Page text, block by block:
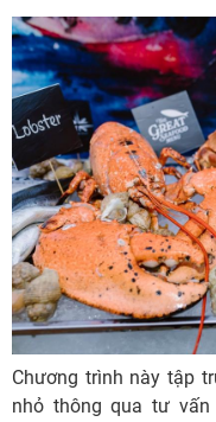
Chương trình này tập
nhỏ thông qua tư